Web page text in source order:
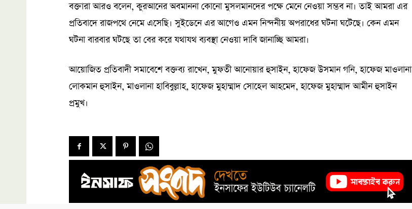
বক্তারা আরও বলেন, কুরআনের অবমাননা কোনো মুসলমানদের পক্ষে মেনে নেওয়া সম্ভব না। তাই আমরা এর
প্রতিবাদে রাজপথে নেমে এসেছি। সুইডেনে এর আগেও এমন নিন্দনীয় অপরাধের ঘটনা ঘটেছে। কেন এমন
ঘটনা বারবার ঘটছে তা বের করে যথাযথ ব্যবস্থা নেওয়া দাবি জানাচ্ছি আমরা।
আয়োজিত প্রতিবাদী সমাবেশে বক্তব্য রাখেন, মুফতী আনোয়ার হুসাইন, হাফেজ উসমান গনি, হাফেজ মাওলানা
লোকমান হুসাইন, মাওলানা হাবিবুল্লাহ, হাফেজ মুহাম্মাদ সোহেল আহমেদ, হাফেজ মুহাম্মাদ আমীন হুসাইন
প্রমুখ।